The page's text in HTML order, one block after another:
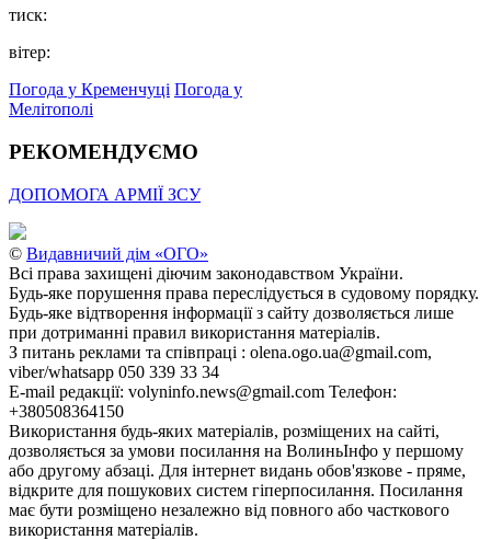
тиск:
вітер:
Погода у Кременчуці Погода у
Мелітополі
РЕКОМЕНДУЄМО
ДОПОМОГА АРМІЇ ЗСУ
© Видавничий дім «ОГО»
Всі права захищені діючим законодавством України.
Будь-яке порушення права переслідується в судовому порядку.
Будь-яке відтворення інформації з сайту дозволяється лише
при дотриманні правил використання матеріалів.
З питань реклами та співпраці : olena.ogo.ua@gmail.com,
viber/whatsapp 050 339 33 34
E-mail редакції: volyninfo.news@gmail.com Телефон:
+380508364150
Використання будь-яких матеріалів, розміщених на сайті,
дозволяється за умови посилання на ВолиньІнфо у першому
або другому абзаці. Для інтернет видань обов'язкове - пряме,
відкрите для пошукових систем гіперпосилання. Посилання
має бути розміщено незалежно від повного або часткового
використання матеріалів.